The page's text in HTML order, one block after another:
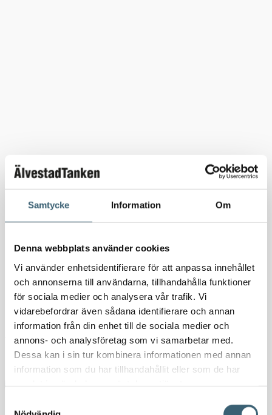
Samtycke Information Om
Denna webbplats använder cookies
Vi använder enhetsidentifierare för att anpassa innehållet
och annonserna till användarna, tillhandahålla funktioner
för sociala medier och analysera vår trafik. Vi
vidarebefordrar även sådana identifierare och annan
information från din enhet till de sociala medier och
annons- och analysföretag som vi samarbetar med.
Dessa kan i sin tur kombinera informationen med annan
information som du har tillhandahållit eller som de har
Spilloljetank Cube 1500L
32 500kr40 625kr
4–6 veckor (leveranstid)
10481 Kategorier: Spilloljetankar & utrustning
Verkstad
Etiketter:spilloljetank ,Spilloljetank 1500 liter,spilloljetankar
Ladda ner produktblad